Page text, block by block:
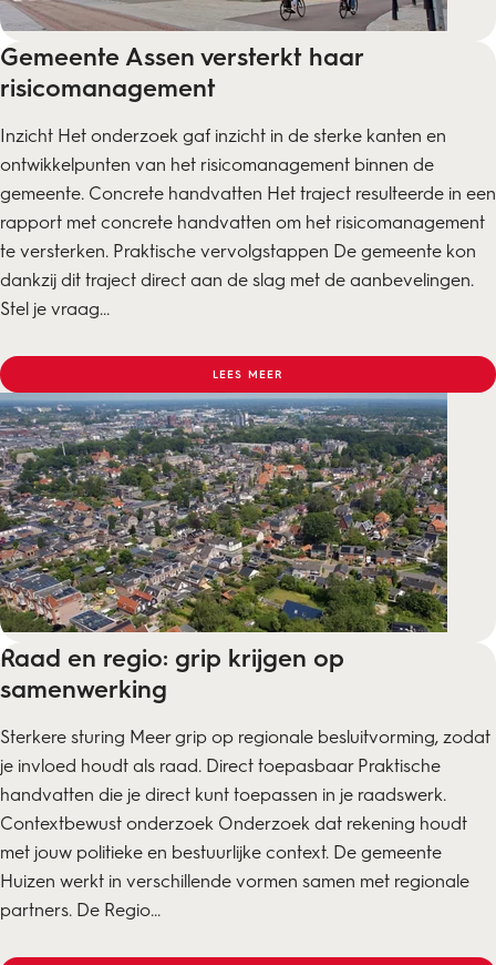
Gemeente Assen versterkt haar
risicomanagement
Inzicht Het onderzoek gaf inzicht in de sterke kanten en
ontwikkelpunten van het risicomanagement binnen de
gemeente. Concrete handvatten Het traject resulteerde in een
rapport met concrete handvatten om het risicomanagement
te versterken. Praktische vervolgstappen De gemeente kon
dankzij dit traject direct aan de slag met de aanbevelingen.
Stel je vraag...
LEES MEER
Raad en regio: grip krijgen op
samenwerking
Sterkere sturing Meer grip op regionale besluitvorming, zodat
je invloed houdt als raad. Direct toepasbaar Praktische
handvatten die je direct kunt toepassen in je raadswerk.
Contextbewust onderzoek Onderzoek dat rekening houdt
met jouw politieke en bestuurlijke context. De gemeente
Huizen werkt in verschillende vormen samen met regionale
partners. De Regio...